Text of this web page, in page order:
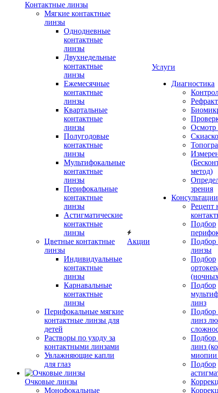
Контактные линзы
Мягкие контактные
линзы
Однодневные
контактные
линзы
Двухнедельные
контактные
линзы
Ежемесячные
контактные
линзы
Квартальные
контактные
линзы
Полугодовые
контактные
линзы
Мультифокальные
контактные
линзы
Перифокальные
контактные
линзы
Астигматические
контактные
линзы
Цветные контактные
линзы
Индивидуальные
контактные
линзы
Карнавальные
контактные
линзы
Перифокальные мягкие
контактные линзы для
детей
Растворы по уходу за
контактными линзами
Увлажняющие капли
для глаз
Очковые линзы
Монофокальные
Акции
Услуги
Диагностика
Осмотр
метод)
зрения
Рецепт
Подбор
Подбор
линзы
Подбор
Подбор
линз
Подбор
линз
Подбор
линз
миопии
Подбор